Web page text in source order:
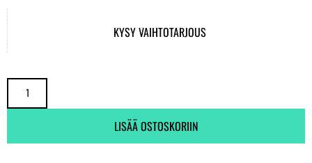
KYSY VAIHTOTARJOUS
LISÄÄ OSTOSKORIIN